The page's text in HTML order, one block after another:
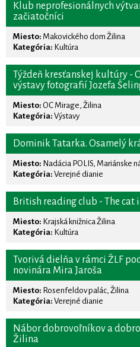
Klub neprofesionálnych
začiatočníci
Miesto: Makovického dom Žilina
Kategória: Kultúra
Týždeň kresťanskej kultúry -
výstavy fotografií Jozefa
Miesto: OC Mirage, Žilina
Kategória: Výstavy
Dominik Tatarka. Osamelý
Miesto: Nadácia POLIS, Mariánske
Kategória: Verejné dianie
British reading club - The cat
Miesto: Krajská knižnica Žilina
Kategória: Kultúra
Tvorivá dielňa v rámci ŽLF
novinára Mira Jaroša
Miesto: Rosenfeldov palác, Žilina
Kategória: Verejné dianie
Nábor dobrovoľníkov a
Žilina